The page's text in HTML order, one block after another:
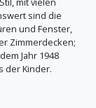
sind die
und Fenster,
Zimmerdecken;
Jahr 1948
der Kinder.